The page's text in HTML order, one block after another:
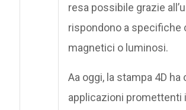
resa possibile grazie
rispondono a specifiche
magnetici o luminosi.
Aa oggi, la stampa 4D
applicazioni promettenti